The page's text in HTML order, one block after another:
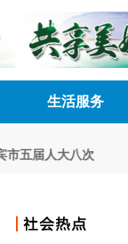
生活服务
人大八次会议胜利召